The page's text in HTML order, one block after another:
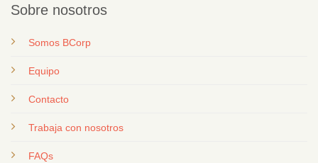
Sobre nosotros
Somos BCorp
Equipo
Contacto
Trabaja con nosotros
FAQs